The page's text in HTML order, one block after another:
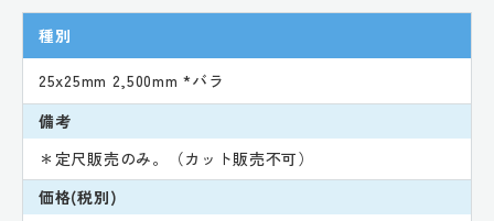
種別
25x25mm 2,500mm *バラ
備考
＊定尺販売のみ。（カット販売不可）
価格(税別)